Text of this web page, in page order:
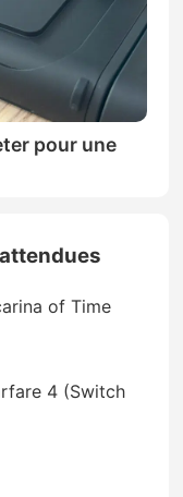
pour une
of Time
4 (Switch